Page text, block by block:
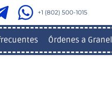
+1 (802) 500-1015
Órdenes a Granel